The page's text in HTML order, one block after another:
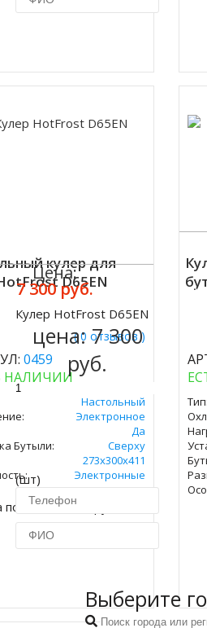
кулер для
D65EN
( 0 отзывов )
0459
НАЛИЧИИ
Настольный
Электронное
Да
Бутыли:
Сверху
273х300х411
Электронные
по Москве 450 руб.
Цена:
7 300 руб.
Кулер HotFrost D65EN
цена:7 300
руб.
(шт)
Тип:
Выберите